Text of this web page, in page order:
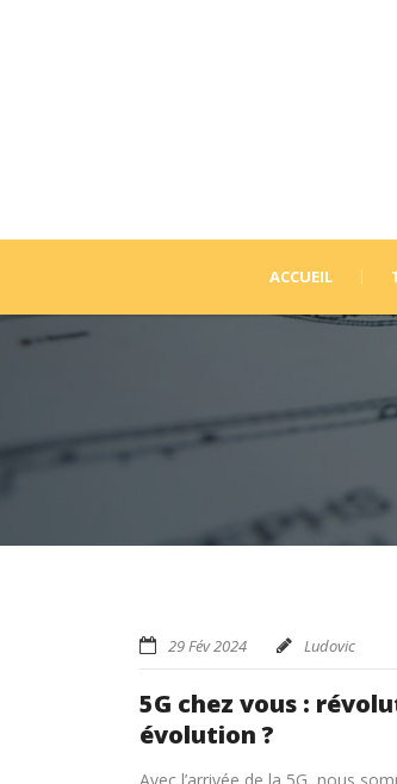
ACCUEIL
29 Fév 2024 Ludovic
5G chez vous :
évolution ?